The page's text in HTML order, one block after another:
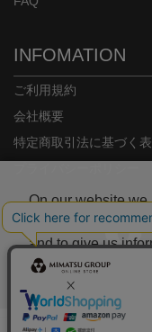
INFOMATION
ご利用規約
会社概要
特定商取引法に基づく
Copyright©
On our website
are necessary for
and to give us
is used.